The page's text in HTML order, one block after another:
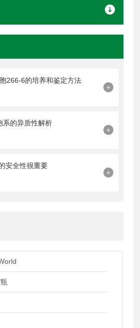
266-6的培养和鉴定方法
+
系的异质性解析
+
安全性很重要
+